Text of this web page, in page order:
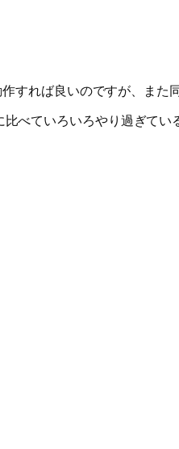
すれば良いのですが、また
べていろいろやり過ぎて